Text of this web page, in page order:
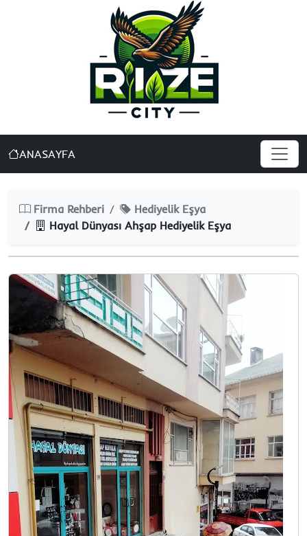
ANASAYFA
Firma Rehberi
Hediyelik Eşya
Hayal Dünyası Ahşap Hediyelik Eşya